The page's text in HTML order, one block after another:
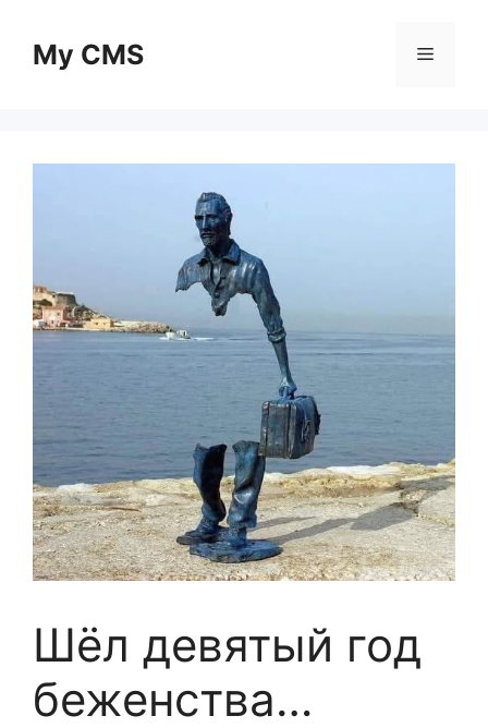
contentMy CMS Menu
Шёл девятый год
беженства…